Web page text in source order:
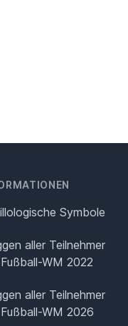
Symbole
aller Teilnehmer
WM 2022
aller Teilnehmer
WM 2026